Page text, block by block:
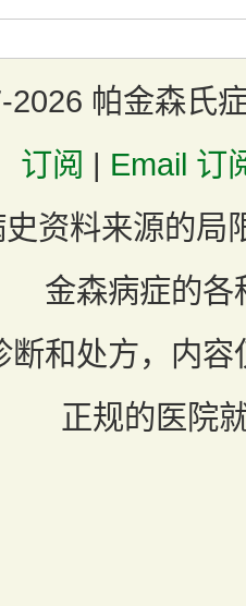
2026 帕金森氏
订阅 | Email 订
史资料来源的局
金森病症的各
断和处方，内
正规的医院